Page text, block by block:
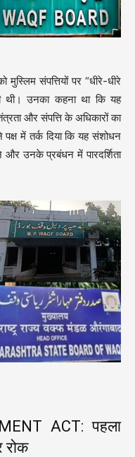
संपत्तियों पर “धीरे-धीरे
थी। उनका कहना था कि यह
और संपत्ति के अधिकारों का
में तर्क दिया कि यह संशोधन
और उनके प्रबंधन में पारदर्शिता
ACT: पहला
रोक